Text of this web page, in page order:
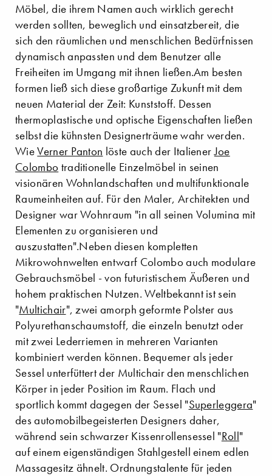
Möbel, die ihrem Namen auch wirklich gerecht
werden sollten, beweglich und einsatzbereit, die
sich den räumlichen und menschlichen Bedürfnissen
dynamisch anpassten und dem Benutzer alle
Freiheiten im Umgang mit ihnen ließen.Am besten
formen ließ sich diese großartige Zukunft mit dem
neuen Material der Zeit: Kunststoff. Dessen
thermoplastische und optische Eigenschaften ließen
selbst die kühnsten Designerträume wahr werden.
WieVerner Panton löste auch der ItalienerJoe
Colombo traditionelle Einzelmöbel in seinen
visionären Wohnlandschaften und multifunktionale
Raumeinheiten auf. Für den Maler, Architekten und
Designer war Wohnraum "in all seinen Volumina mit
Elementen zu organisieren und
auszustatten".Neben diesen kompletten
Mikrowohnwelten entwarf Colombo auch modulare
Gebrauchsmöbel - von futuristischem Äußeren und
hohem praktischen Nutzen. Weltbekannt ist sein
"Multichair", zwei amorph geformte Polster aus
Polyurethanschaumstoff, die einzeln benutzt oder
mit zwei Lederriemen in mehreren Varianten
kombiniert werden können. Bequemer als jeder
Sessel unterfüttert der Multichair den menschlichen
Körper in jeder Position im Raum. Flach und
sportlich kommt dagegen der Sessel "Superleggera"
des automobilbegeisterten Designers daher,
während sein schwarzer Kissenrollensessel "Roll"
auf einem eigenständigen Stahlgestell einem edlen
Massagesitz ähnelt. Ordnungstalente für jeden